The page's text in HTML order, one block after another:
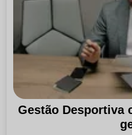
Gestão Desportiva